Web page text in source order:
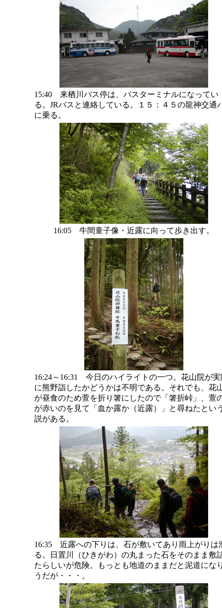
15:40 来栖川バス停は、バスターミナルになってい
る。JRバスと連絡している。１５：４５の龍神交通
に乗る。
16:05 牛間童子像・近露に向って歩き出す。
16:24～16:31 今日のハイライトの一つ。花山院が実
に熊野詣したかどうかは不明である。それでも、花
が昼食のため萱を折り箸にしたので「箸折峠」、萱
が赤いのを見て「血か露か（近露）」と尋ねたとい
説がある。
16:35 近露への下りは、石が敷いてあり雨上がりは
る。日置川（ひきがわ）の丸まった石をそのまま敷
たらしいが危険。もっとも地道のままだと泥道にな
うだが・・・。